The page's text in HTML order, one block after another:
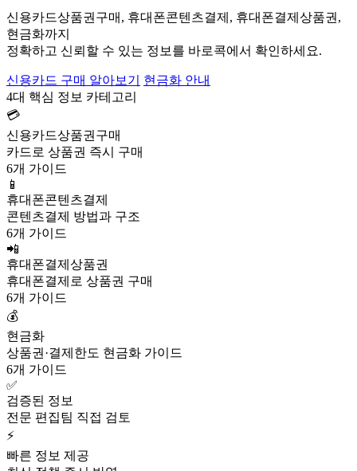
신용카드상품권구매, 휴대폰콘텐츠결제, 휴대폰결제상품권,
현금화까지
정확하고 신뢰할 수 있는 정보를 바로콕에서 확인하세요.
신용카드 구매 알아보기
현금화 안내
4대 핵심 정보 카테고리
💳
신용카드상품권구매
카드로 상품권 즉시 구매
6개 가이드
📱
휴대폰콘텐츠결제
콘텐츠결제 방법과 구조
6개 가이드
📲
휴대폰결제상품권
휴대폰결제로 상품권 구매
6개 가이드
💰
현금화
상품권·결제한도 현금화 가이드
6개 가이드
✅
검증된 정보
전문 편집팀 직접 검토
⚡
빠른 정보 제공